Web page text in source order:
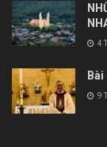
4
9